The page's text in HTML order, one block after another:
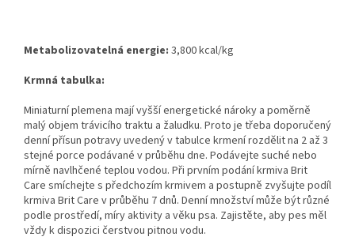
Metabolizovatelná energie: 3,800 kcal/kg
Krmná tabulka:
Miniaturní plemena mají vyšší energetické nároky a poměrně
malý objem trávicího traktu a žaludku. Proto je třeba doporučený
denní přísun potravy uvedený v tabulce krmení rozdělit na 2 až 3
stejné porce podávané v průběhu dne. Podávejte suché nebo
mírně navlhčené teplou vodou. Při prvním podání krmiva Brit
Care smíchejte s předchozím krmivem a postupně zvyšujte podíl
krmiva Brit Care v průběhu 7 dnů. Denní množství může být různé
podle prostředí, míry aktivity a věku psa. Zajistěte, aby pes měl
vždy k dispozici čerstvou pitnou vodu.